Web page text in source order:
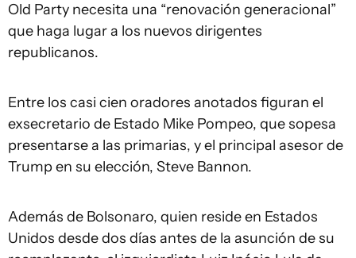
Old Party necesita una “renovación generacional”
que haga lugar a los nuevos dirigentes
republicanos.
Entre los casi cien oradores anotados figuran el
exsecretario de Estado Mike Pompeo, que sopesa
presentarse a las primarias, y el principal asesor de
Trump en su elección, Steve Bannon.
Además de Bolsonaro, quien reside en Estados
Unidos desde dos días antes de la asunción de su